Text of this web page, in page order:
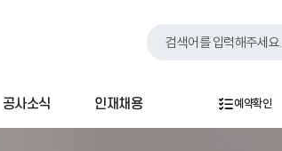
검색어를 입력해주세요.
공사소식 인재채용 예약확인